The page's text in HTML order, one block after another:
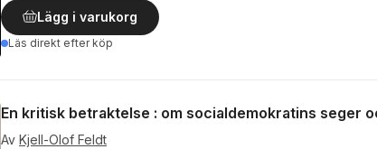
Lägg i varukorg
Läs direkt efter köp
En kritisk betraktelse : om socialdemokratins seger
Av Kjell-Olof Feldt